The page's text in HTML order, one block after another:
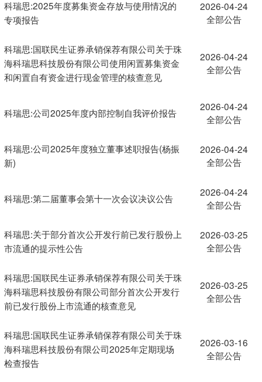
科瑞思:2025年度募集资金存放与使用情况的
专项报告
2026-04-24
全部公告
科瑞思:国联民生证券承销保荐有限公司关于珠
海科瑞思科技股份有限公司使用闲置募集资金
和闲置自有资金进行现金管理的核查意见
2026-04-24
全部公告
科瑞思:公司2025年度内部控制自我评价报告
2026-04-24
全部公告
科瑞思:公司2025年度独立董事述职报告(杨振
新)
2026-04-24
全部公告
科瑞思:第二届董事会第十一次会议决议公告
2026-04-24
全部公告
科瑞思:关于部分首次公开发行前已发行股份上
市流通的提示性公告
2026-03-25
全部公告
科瑞思:国联民生证券承销保荐有限公司关于珠
海科瑞思科技股份有限公司部分首次公开发行
前已发行股份上市流通的核查意见
2026-03-25
全部公告
科瑞思:国联民生证券承销保荐有限公司关于珠
海科瑞思科技股份有限公司2025年定期现场
检查报告
2026-03-16
全部公告